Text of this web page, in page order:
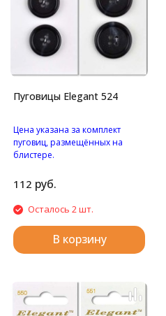
Пуговицы Elegant 524
Цена указана за комплект
пуговиц, размещённых на
блистере.
четырьмя отверстиями.
112 руб.
Осталось 2 шт.
В корзину